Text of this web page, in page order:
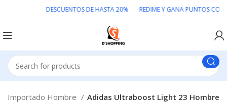
DESCUENTOS DE HASTA 20% REDIME Y GANA PUNTOS
Importado Hombre Adidas Ultraboost Light 23 Hombre